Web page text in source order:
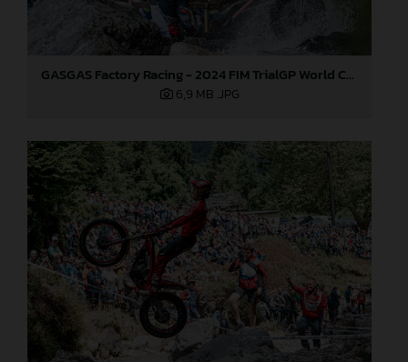
GASGAS Factory Racing - 2024 FIM TrialGP World Championship - Round 3, Italy
6,9 MB .JPG